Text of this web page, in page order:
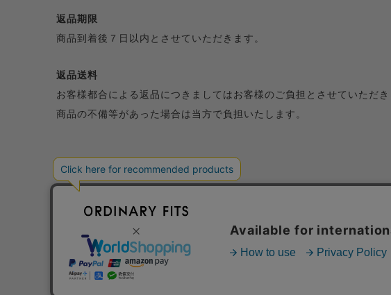
返品期限
商品到着後７日以内とさせていただきます。
返品送料
お客様都合による返品につきましてはお客様のご負担とさせていただき
商品の不備等があった場合は当方で負担いたします。
特定商取引法に基づく表記